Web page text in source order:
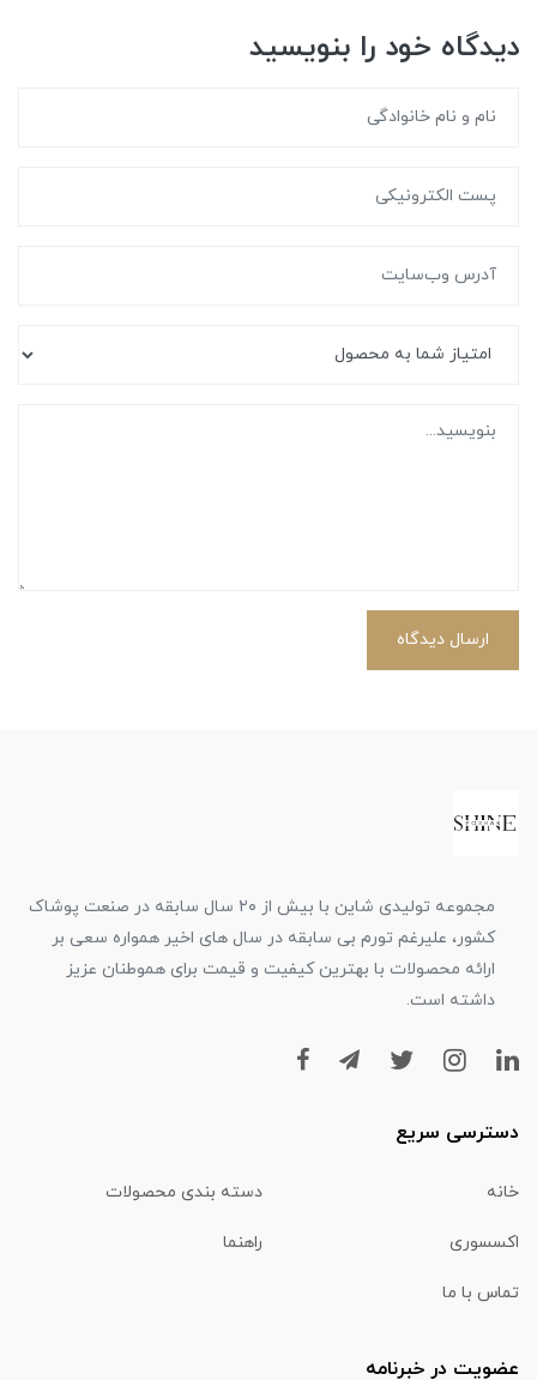
دیدگاه خود را بنویسید
ارسال دیدگاه
مجموعه تولیدی شاین با بیش از ۲۰ سال سابقه در صنعت پوشاک
کشور، علیرغم تورم بی سابقه در سال های اخیر همواره سعی بر
ارائه محصولات با بهترین کیفیت و قیمت برای هموطنان عزیز
داشته است.
دسترسی سریع
خانه دسته بندی محصولات
اکسسوری راهنما
تماس با ما
عضویت در خبرنامه